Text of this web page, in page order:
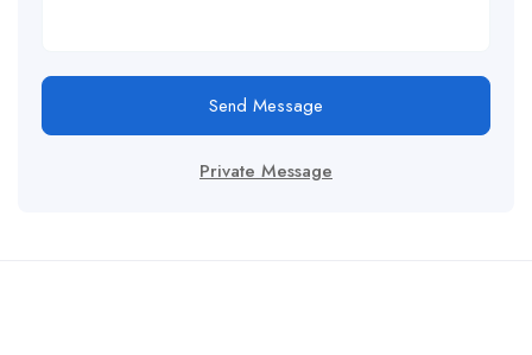
Send Message
Private Message